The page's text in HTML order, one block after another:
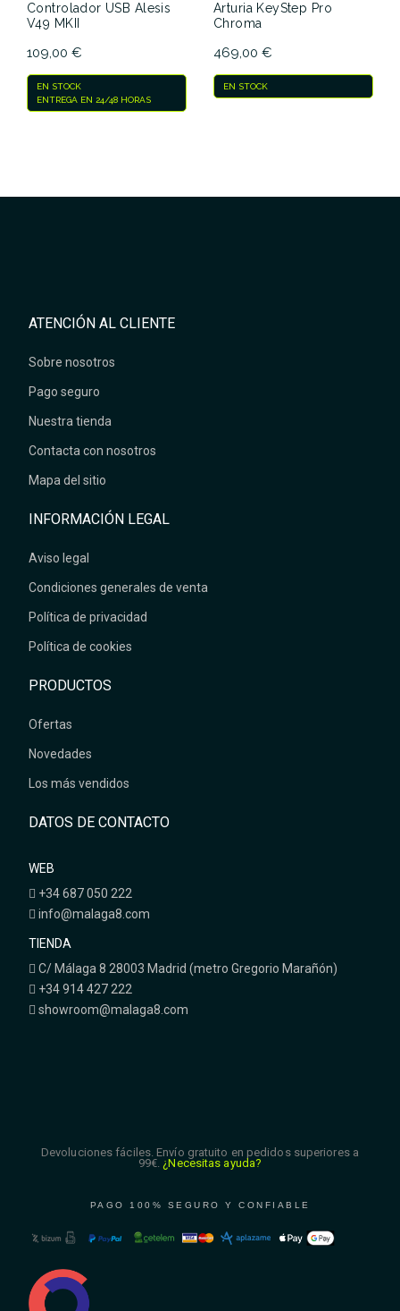
Controlador USB Alesis
V49 MKII
109,00 €
EN STOCK
ENTREGA EN 24/48 HORAS
Arturia KeyStep Pro
Chroma
469,00 €
EN STOCK
ATENCIÓN AL CLIENTE
Sobre nosotros
Pago seguro
Nuestra tienda
Contacta con nosotros
Mapa del sitio
INFORMACIÓN LEGAL
Aviso legal
Condiciones generales de venta
Política de privacidad
Política de cookies
PRODUCTOS
Ofertas
Novedades
Los más vendidos
DATOS DE CONTACTO
WEB
+34 687 050 222
info@malaga8.com
TIENDA
C/ Málaga 8 28003 Madrid (metro Gregorio Marañón)
+34 914 427 222
showroom@malaga8.com
Devoluciones fáciles. Envío gratuito en pedidos superiores a
99€. ¿Necesitas ayuda?
PAGO 100% SEGURO Y CONFIABLE